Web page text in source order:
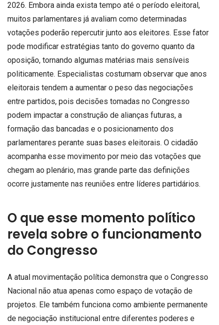
2026. Embora ainda exista tempo até o período eleitoral,
muitos parlamentares já avaliam como determinadas
votações poderão repercutir junto aos eleitores. Esse fator
pode modificar estratégias tanto do governo quanto da
oposição, tornando algumas matérias mais sensíveis
politicamente. Especialistas costumam observar que anos
eleitorais tendem a aumentar o peso das negociações
entre partidos, pois decisões tomadas no Congresso
podem impactar a construção de alianças futuras, a
formação das bancadas e o posicionamento dos
parlamentares perante suas bases eleitorais. O cidadão
acompanha esse movimento por meio das votações que
chegam ao plenário, mas grande parte das definições
ocorre justamente nas reuniões entre líderes partidários.
O que esse momento político
revela sobre o funcionamento
do Congresso
A atual movimentação política demonstra que o Congresso
Nacional não atua apenas como espaço de votação de
projetos. Ele também funciona como ambiente permanente
de negociação institucional entre diferentes poderes e